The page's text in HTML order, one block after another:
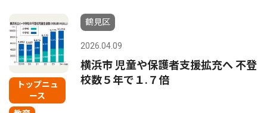
トップニュ
ース
鶴見区
2026.04.09
横浜市 児童や保護者支援拡充へ 不登
校数５年で１.７倍